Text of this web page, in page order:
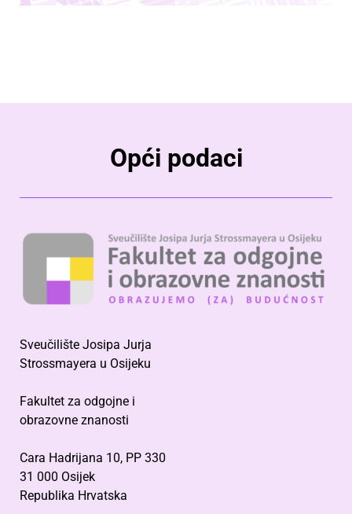
Opći podaci
Sveučilište Josipa Jurja
Strossmayera u Osijeku
Fakultet za odgojne i
obrazovne znanosti
Cara Hadrijana 10, PP 330
31 000 Osijek
Republika Hrvatska